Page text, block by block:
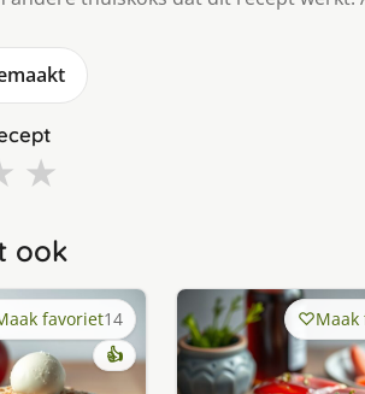
★
ook
favoriet14
👍